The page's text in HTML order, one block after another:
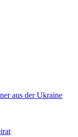
aus der Ukraine